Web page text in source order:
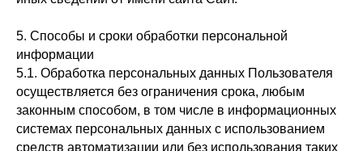
5. Способы и сроки обработки персональной
информации
5.1. Обработка персональных данных Пользователя
осуществляется без ограничения срока, любым
законным способом, в том числе в информационных
системах персональных данных с использованием
средств автоматизации или без использования таких